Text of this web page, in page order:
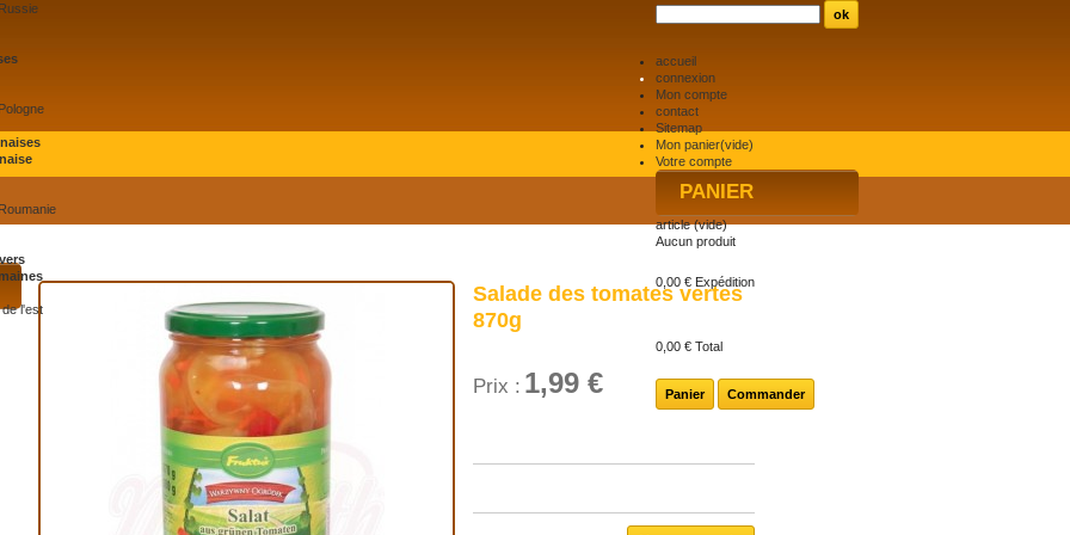
accueil
connexion
Mon compte
contact
Sitemap
Mon panier(vide)
Votre compte
PANIER
article (vide)
Aucun produit
0,00 € Expédition
0,00 € Total
Panier Commander
l'est
Salade des tomates vertes
870g
Prix : 1,99 €